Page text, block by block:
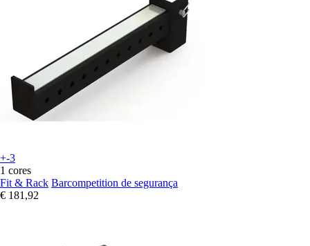
+-3
1 cores
Fit & Rack Barcompetition de segurança
€ 181,92